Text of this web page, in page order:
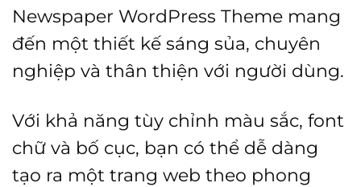
Newspaper WordPress Theme mang
đến một thiết kế sáng sủa, chuyên
nghiệp và thân thiện với người dùng.
Với khả năng tùy chỉnh màu sắc, font
chữ và bố cục, bạn có thể dễ dàng
tạo ra một trang web theo phong